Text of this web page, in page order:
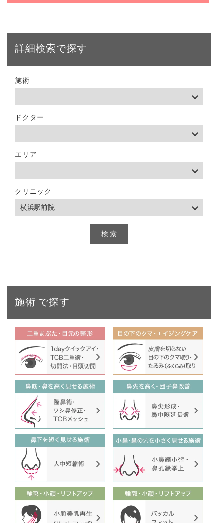
詳細検索で探す
施術
ドクター
エリア
クリニック
施術 で探す